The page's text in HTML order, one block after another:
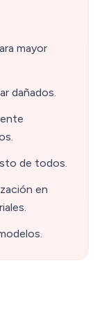
mayor
dañados.
de todos.
en